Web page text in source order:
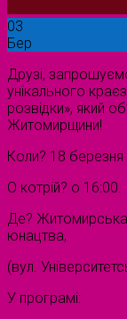
03
Бер
Друзі,
унікального
розвідки», який
Житомирщини!
Коли? 18 березня
О котрій? о 16:00.
Де? Житомирська
юнацтва,
(вул.
У програмі: